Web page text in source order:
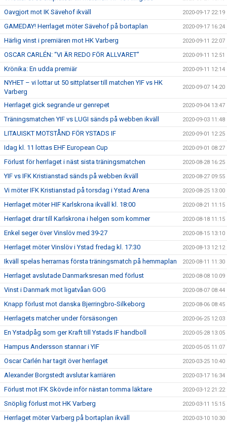
Oavgjort mot IK Sävehof ikväll 2020-09-17 22:19
GAMEDAY! Herrlaget möter Sävehof på bortaplan 2020-09-17 16:24
Härlig vinst i premiären mot HK Varberg 2020-09-11 22:07
OSCAR CARLÉN: “VI ÄR REDO FÖR ALLVARET” 2020-09-11 12:51
Krönika: En udda premiär 2020-09-11 12:14
NYHET – vi lottar ut 50 sittplatser till matchen YIF vs HK
Varberg
2020-09-07 14:20
Herrlaget gick segrande ur genrepet 2020-09-04 13:47
Träningsmatchen YIF vs LUGI sänds på webben ikväll 2020-09-03 11:48
LITAUISKT MOTSTÅND FÖR YSTADS IF 2020-09-01 12:25
Idag kl. 11 lottas EHF European Cup 2020-09-01 08:27
Förlust för herrlaget i näst sista träningsmatchen 2020-08-28 16:25
YIF vs IFK Kristianstad sänds på webben ikväll 2020-08-27 09:55
Vi möter IFK Kristianstad på torsdag i Ystad Arena 2020-08-25 13:00
Herrlaget möter HIF Karlskrona ikväll kl. 18:00 2020-08-21 11:15
Herrlaget drar till Karlskrona i helgen som kommer 2020-08-18 11:15
Enkel seger över Vinslöv med 39-27 2020-08-15 13:10
Herrlaget möter Vinslöv i Ystad fredag kl. 17:30 2020-08-13 12:12
Ikväll spelas herrarnas första träningsmatch på hemmaplan 2020-08-11 11:30
Herrlaget avslutade Danmarksresan med förlust 2020-08-08 10:09
Vinst i Danmark mot ligatvåan GOG 2020-08-07 08:44
Knapp förlust mot danska Bjerringbro-Silkeborg 2020-08-06 08:45
Herrlagets matcher under försäsongen 2020-06-25 12:03
En Ystadpåg som ger Kraft till Ystads IF handboll 2020-05-28 13:05
Hampus Andersson stannar i YIF 2020-05-05 11:07
Oscar Carlén har tagit över herrlaget 2020-03-25 10:40
Alexander Borgstedt avslutar karriären 2020-03-17 16:34
Förlust mot IFK Skövde inför nästan tomma läktare 2020-03-12 21:22
Snöplig förlust mot HK Varberg 2020-03-11 15:15
Herrlaget möter Varberg på bortaplan ikväll 2020-03-10 10:30